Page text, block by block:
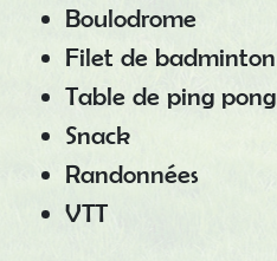
Boulodrome
Filet de badminton
Table de ping pong
Snack
Randonnées
VTT